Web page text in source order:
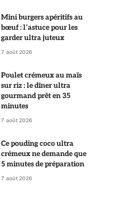
Mini burgers apéritifs au
bœuf : l’astuce pour les
garder ultra juteux
7 août 2026
Poulet crémeux au maïs
sur riz : le dîner ultra
gourmand prêt en 35
minutes
7 août 2026
Ce pouding coco ultra
crémeux ne demande que
5 minutes de préparation
7 août 2026